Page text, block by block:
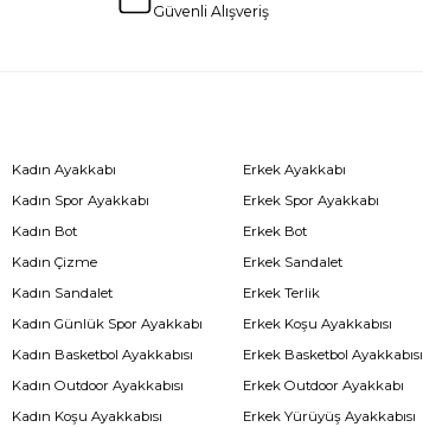
Güvenli Alışveriş
Kadın Ayakkabı
Kadın Spor Ayakkabı
Kadın Bot
Kadın Çizme
Kadın Sandalet
Kadın Günlük Spor Ayakkabı
Kadın Basketbol Ayakkabısı
Kadın Outdoor Ayakkabısı
Kadın Koşu Ayakkabısı
Erkek Ayakkabı
Erkek Spor Ayakkabı
Erkek Bot
Erkek Sandalet
Erkek Terlik
Erkek Koşu Ayakkabısı
Erkek Basketbol Ayakkabısı
Erkek Outdoor Ayakkabı
Erkek Yürüyüş Ayakkabısı